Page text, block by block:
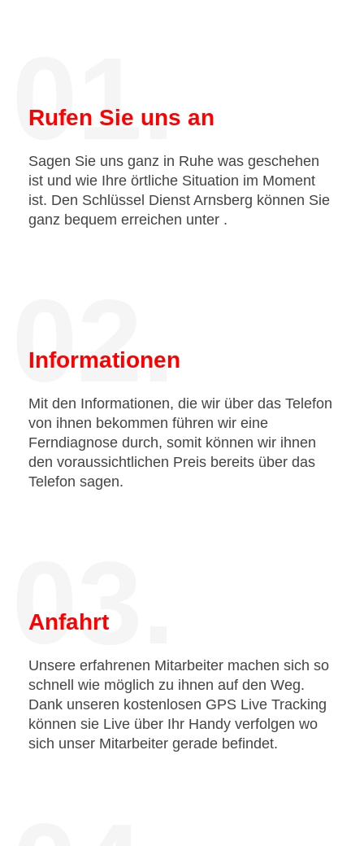
01.
Rufen Sie uns an
Sagen Sie uns ganz in Ruhe was geschehen
ist und wie Ihre örtliche Situation im Moment
ist. Den Schlüssel Dienst Arnsberg können Sie
ganz bequem erreichen unter .
02.
Informationen
Mit den Informationen, die wir über das Telefon
von ihnen bekommen führen wir eine
Ferndiagnose durch, somit können wir ihnen
den voraussichtlichen Preis bereits über das
Telefon sagen.
03.
Anfahrt
Unsere erfahrenen Mitarbeiter machen sich so
schnell wie möglich zu ihnen auf den Weg.
Dank unseren kostenlosen GPS Live Tracking
können sie Live über Ihr Handy verfolgen wo
sich unser Mitarbeiter gerade befindet.